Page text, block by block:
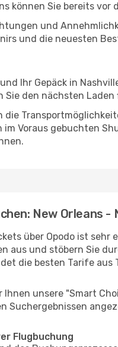
können Sie bereits
und
und die neuesten
Ihr Gepäck in
Sie den nächsten
die
im Voraus gebuchten
New Orleans -
über Opodo ist sehr
aus und stöbern Sie
die besten Tarife
Ihnen unsere "Smart
Suchergebnissen
Flugbuchung